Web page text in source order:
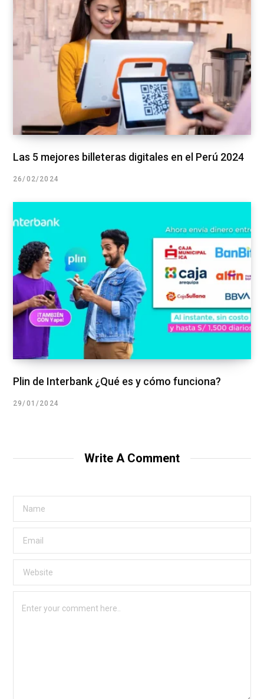
Las 5 mejores billeteras digitales en el Perú 2024
26/02/2024
Plin de Interbank ¿Qué es y cómo funciona?
29/01/2024
Write A Comment